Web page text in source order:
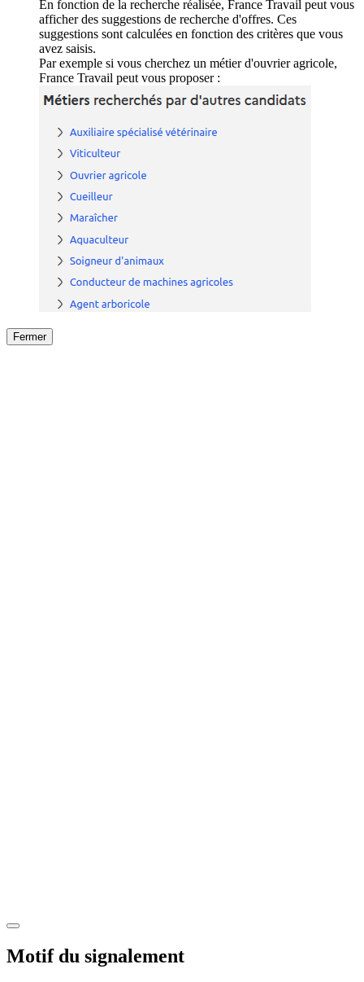
En fonction de la recherche réalisée, France Travail peut vous
afficher des suggestions de recherche d'offres. Ces
suggestions sont calculées en fonction des critères que vous
avez saisis.
Par exemple si vous cherchez un métier d'ouvrier agricole,
France Travail peut vous proposer :
Fermer
Motif du signalement